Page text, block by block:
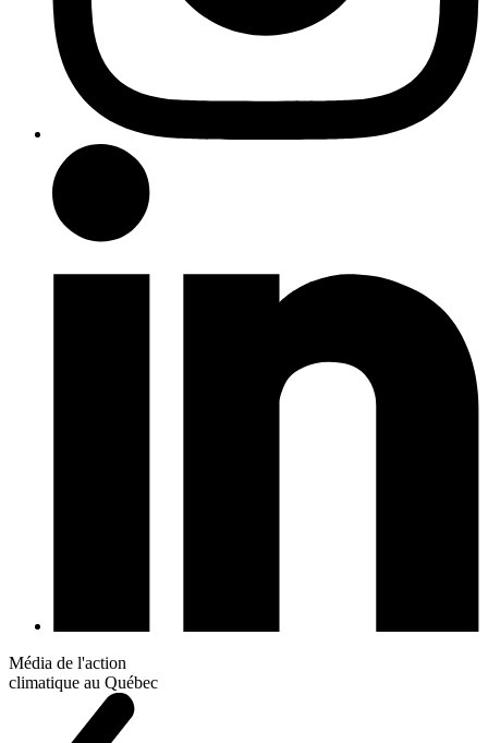
Média de l'action
climatique au Québec